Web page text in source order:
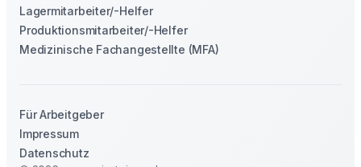
Lagermitarbeiter/-Helfer
Produktionsmitarbeiter/-Helfer
Medizinische Fachangestellte (MFA)
Für Arbeitgeber
Impressum
Datenschutz